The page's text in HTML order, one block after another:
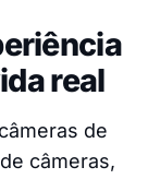
real
de
câmeras,